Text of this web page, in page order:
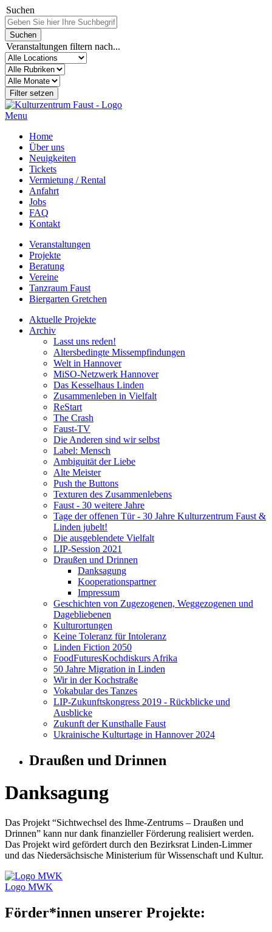
Suchen
Veranstaltungen filtern nach...
Menu
Home
Über uns
Neuigkeiten
Tickets
Vermietung / Rental
Anfahrt
Jobs
FAQ
Kontakt
Veranstaltungen
Projekte
Beratung
Vereine
Tanzraum Faust
Biergarten Gretchen
Aktuelle Projekte
Archiv
Lasst uns reden!
Altersbedingte Missempfindungen
Welt in Hannover
MiSO-Netzwerk Hannover
Das Kesselhaus Linden
Zusammenleben in Vielfalt
ReStart
The Crash
Faust-TV
Die Anderen sind wir selbst
Label: Mensch
Ambiguität der Liebe
Alte Meister
Push the Buttons
Texturen des Zusammenlebens
Faust - 30 weitere Jahre
Tage der offenen Tür - 30 Jahre Kulturzentrum Faust &
Linden jubelt!
Die ausgeblendete Vielfalt
LIP-Session 2021
Draußen und Drinnen
Danksagung
Kooperationspartner
Impressum
Geschichten von Zugezogenen, Weggezogenen und
Dagebliebenen
Kulturortungen
Keine Toleranz für Intoleranz
Linden Fiction 2050
FoodFuturesKochdiskurs Afrika
50 Jahre Migration in Linden
Wir in der Kochstraße
Vokabular des Tanzes
LIP-Zukunftskongress 2019 - Rückblicke und
Ausblicke
Zukunft der Kunsthalle Faust
Ukrainische Kulturtage in Hannover 2024
Draußen und Drinnen
Danksagung
Das Projekt “Sichtwechsel des Ihme-Zentrums – Draußen und
Drinnen” kann nur dank finanzieller Förderung realisiert werden.
Das Projekt wird gefördert durch den Bezirksrat Linden-Limmer
und das Niedersächsische Ministerium für Wissenschaft und Kultur.
Logo MWK
Förder*innen unserer Projekte: